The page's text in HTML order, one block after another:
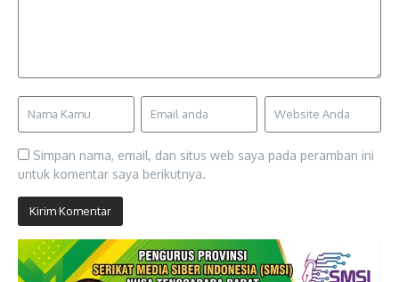
Simpan nama, email, dan situs web saya pada peramban ini
untuk komentar saya berikutnya.